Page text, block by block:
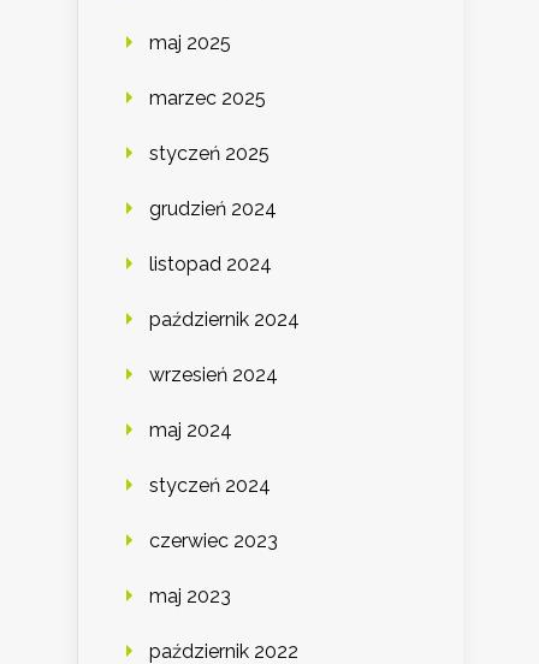
maj 2025
marzec 2025
styczeń 2025
grudzień 2024
listopad 2024
październik 2024
wrzesień 2024
maj 2024
styczeń 2024
czerwiec 2023
maj 2023
październik 2022